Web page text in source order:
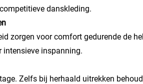
danskleding.
zorgen voor comfort gedurende de
intensieve inspanning.
Zelfs bij herhaald uitrekken